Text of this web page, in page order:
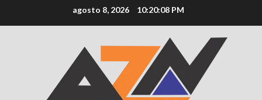
al
agosto 8, 2026 10:20:09 PM